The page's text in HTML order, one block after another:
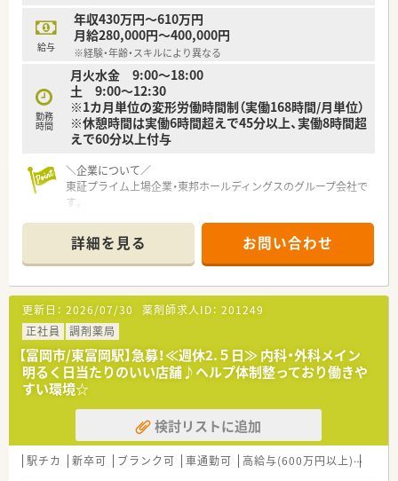
給与
年収430万円～610万円
月給280,000円～400,000円
※経験・年齢・スキルにより異なる
勤務
時間
月火水金 9:00～18:00
土 9:00～12:30
※1カ月単位の変形労働時間制（実働168時間/月単位）
※休憩時間は実働6時間超えで45分以上、実働8時間超
えで60分以上付与
＼企業について／
東証プライム上場企業・東邦ホールディングスのグループ会社で
す。
を願う人々のために」をモットーに、地域の皆さまに信頼される
かかりつけ薬局を目指しています。
＼おすすめポイント／
★教育・研修制度
フォローアップ研修・エキスパート研修・薬局長研修・管理者研修
などスキルに合わせた研修制度をご用意。
また、e-learningを導入しており、こちらは会社で費用補助をし
ています。
その他、学会発表にも積極的に参加しており、日々の取り組みか
ら奨励し、調剤過誤防止については全社共有しています。
★福利厚生面
産前・産後・育児休暇は100%取得可能で、時短勤務で働く社員も
詳細を見る お問い合わせ
更新日： 2026/07/30 薬剤師求人ID： 201249
正社員
調剤薬局
【富岡市/東富岡駅】急募！≪週休2.５日≫ 内科・外科メイン
明るく日当たりのいい店舗♪ヘルプ体制整っており働きや
すい環境☆
検討リストに追加
駅チカ 新卒可 ブランク可 車通勤可 高給与(600万円以上)